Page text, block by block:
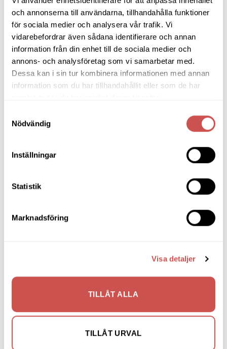
och annonserna till användarna, tillhandahålla funktioner
för sociala medier och analysera vår trafik. Vi
vidarebefordrar även sådana identifierare och annan
information från din enhet till de sociala medier och
annons- och analysföretag som vi samarbetar med.
Dessa kan i sin tur kombinera informationen med annan
information som du har tillhandahållit eller som de har
Nödvändig
Inställningar
Statistik
Marknadsföring
Visa detaljer
TILLÅT ALLA
TILLÅT URVAL
Lägg
till i
önskelistan
INREDNING
Andersen
produkten
har
alternativen
produktsidan
FÅRSKINNSFÅTÖLJER
Bröderna Anderssons
22.980 kr.
20.495krDet
priset
är:
20.495 kr.
LÄGG TILL I VARUKORG
Barbord
Belysning